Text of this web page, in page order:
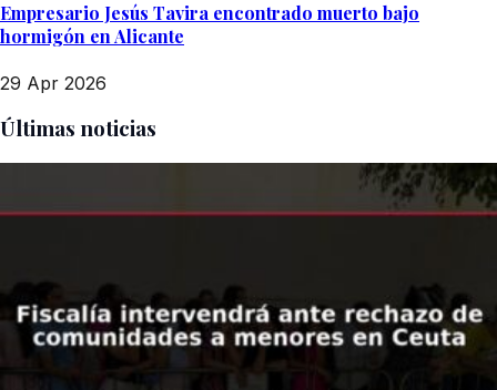
Empresario Jesús Tavira encontrado muerto bajo
hormigón en Alicante
29 Apr 2026
Últimas noticias